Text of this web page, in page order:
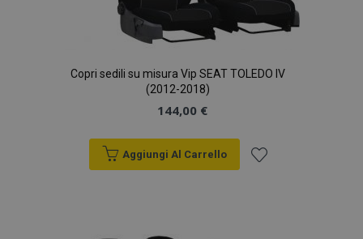
Copri sedili su misura Vip SEAT TOLEDO IV
(2012-2018)
144,00 €
Aggiungi Al Carrello